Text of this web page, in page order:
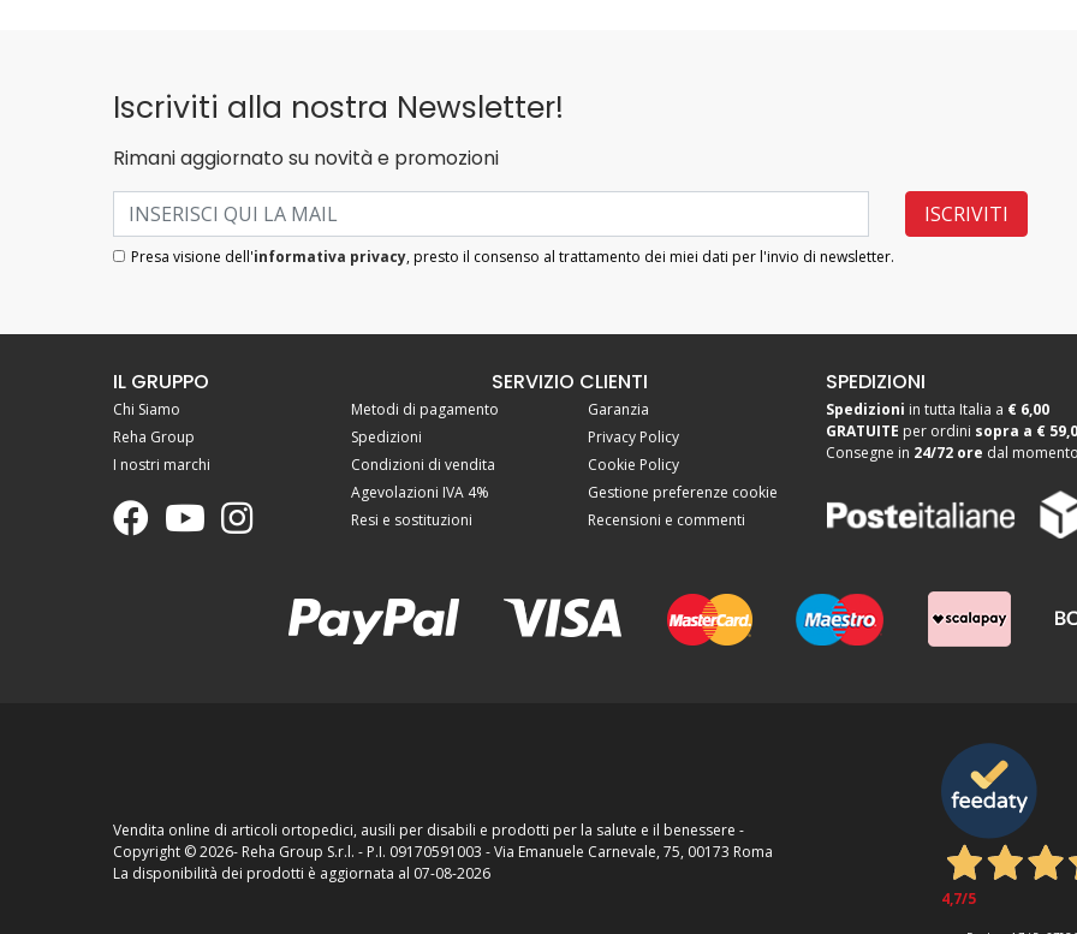
Iscriviti alla nostra Newsletter!
Rimani aggiornato su novità e promozioni
Presa visione dell'informativa privacy, presto il consenso al trattamento dei miei dati per l'invio di newsletter.
IL GRUPPO
Chi Siamo
Reha Group
I nostri marchi
SERVIZIO CLIENTI
Metodi di pagamento
Spedizioni
Condizioni di vendita
Agevolazioni IVA 4%
Resi e sostituzioni
Garanzia
Privacy Policy
Cookie Policy
Gestione preferenze cookie
Recensioni e commenti
SPEDIZIONI
Spedizioni in tutta Italia a € 6,00
GRATUITE per ordini sopra a €
Consegne in 24/72 ore dal
Vendita online di articoli ortopedici, ausili per disabili e prodotti per la salute e il benessere -
Copyright ©2026- Reha Group S.r.l. - P.I. 09170591003 - Via Emanuele Carnevale, 75, 00173 Roma
La disponibilità dei prodotti è aggiornata al 07-08-2026
4,7/5